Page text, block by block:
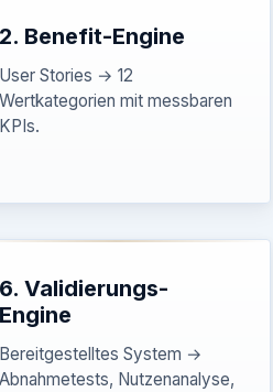
2. Benefit-Engine
User Stories → 12
Wertkategorien mit messbaren
KPIs.
6. Validierungs-
Engine
Bereitgestelltes System →
Abnahmetests, Nutzenanalyse,